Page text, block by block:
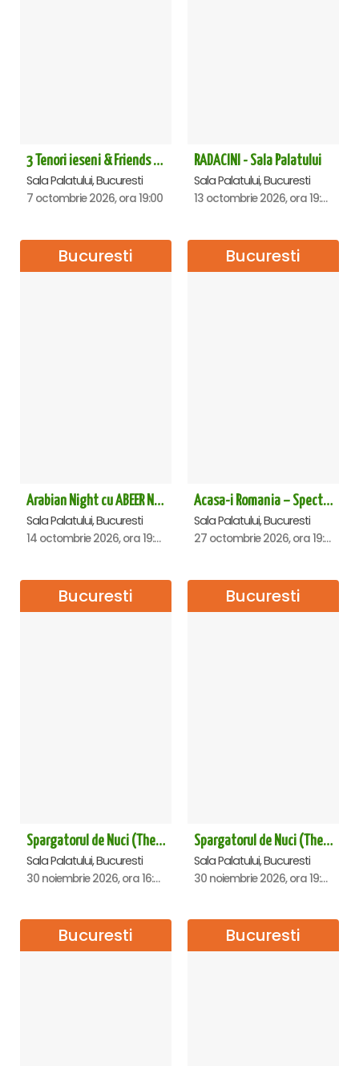
3 Tenori ieseni & Friends - Sala Palatului
Sala Palatului, Bucuresti
7 octombrie 2026, ora 19:00
RADACINI - Sala Palatului
Sala Palatului, Bucuresti
13 octombrie 2026, ora 19:00
Bucuresti
Arabian Night cu ABEER NEHME – Concert extraordinar la Sala Palatului
Sala Palatului, Bucuresti
14 octombrie 2026, ora 19:00
Bucuresti
Acasa-i Romania – Spectacol
Sala Palatului, Bucuresti
27 octombrie 2026, ora 19:00
Bucuresti
Spargatorul de Nuci (The Nutcracker) -UKRAINIAN CLASSICAL BALLET (ora 16.00) - Bucuresti
Sala Palatului, Bucuresti
30 noiembrie 2026, ora 16:00
Bucuresti
Spargatorul de Nuci (The Nutcracker) -UKRAINIAN CLASSICAL BALLET (ora 19.30) - Bucuresti
Sala Palatului, Bucuresti
30 noiembrie 2026, ora 19:30
Bucuresti Bucuresti